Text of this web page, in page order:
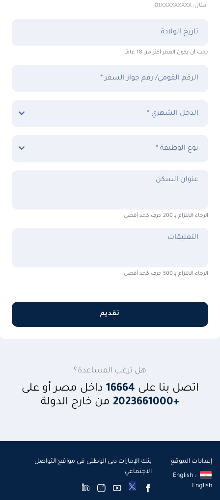
مثال: 01XXXXXXXXX
تاريخ الولادة
يجب أن يكون العمر أكثر من 18 عامًا
الرقم القومي/ رقم جواز السفر *
الدخل الشهري *
نوع الوظيفة *
عنوان السكن
الرجاء الالتزام بـ 200 حرف كحد أقصى
التعليقات
الرجاء الالتزام بـ 500 حرف كحد أقصى
تقديم
هل ترغب المساعدة؟
اتصل بنا على 16664 داخل مصر أو على
+2023661000
من خارج الدولة
إعدادات الموقع
English :
English
بنك الإمارات دبي الوطني في مواقع التواصل
الاجتماعي